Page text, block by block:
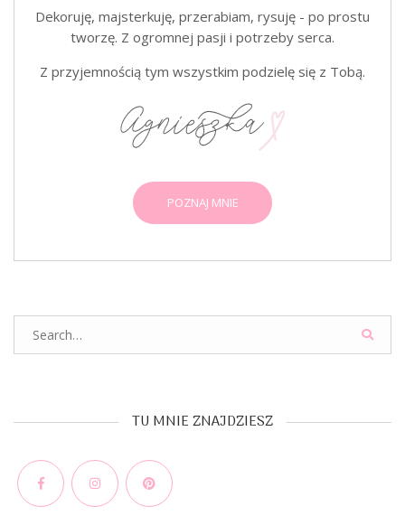
Dekoruję, majsterkuję, przerabiam, rysuję - po prostu
tworzę. Z ogromnej pasji i potrzeby serca.
Z przyjemnością tym wszystkim podzielę się z Tobą.
POZNAJ MNIE
TU MNIE ZNAJDZIESZ